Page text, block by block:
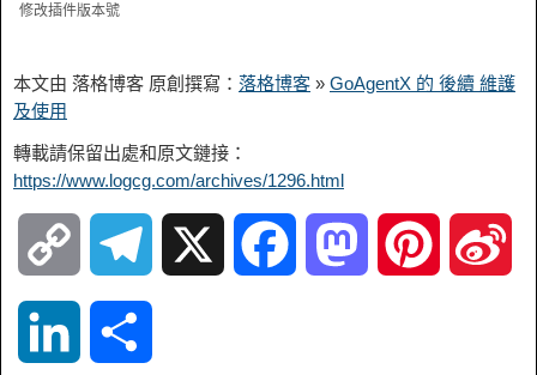
修改插件版本號
本文由 落格博客 原創撰寫： 落格博客 » GoAgentX 的 後續 維護
及使用
轉載請保留出處和原文鏈接：
https://www.logcg.com/archives/1296.html
o